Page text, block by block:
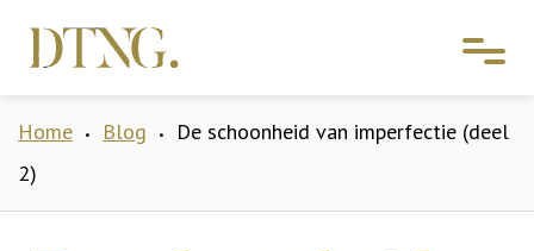
Home • Blog •
De schoonheid van imperfectie (deel
2)